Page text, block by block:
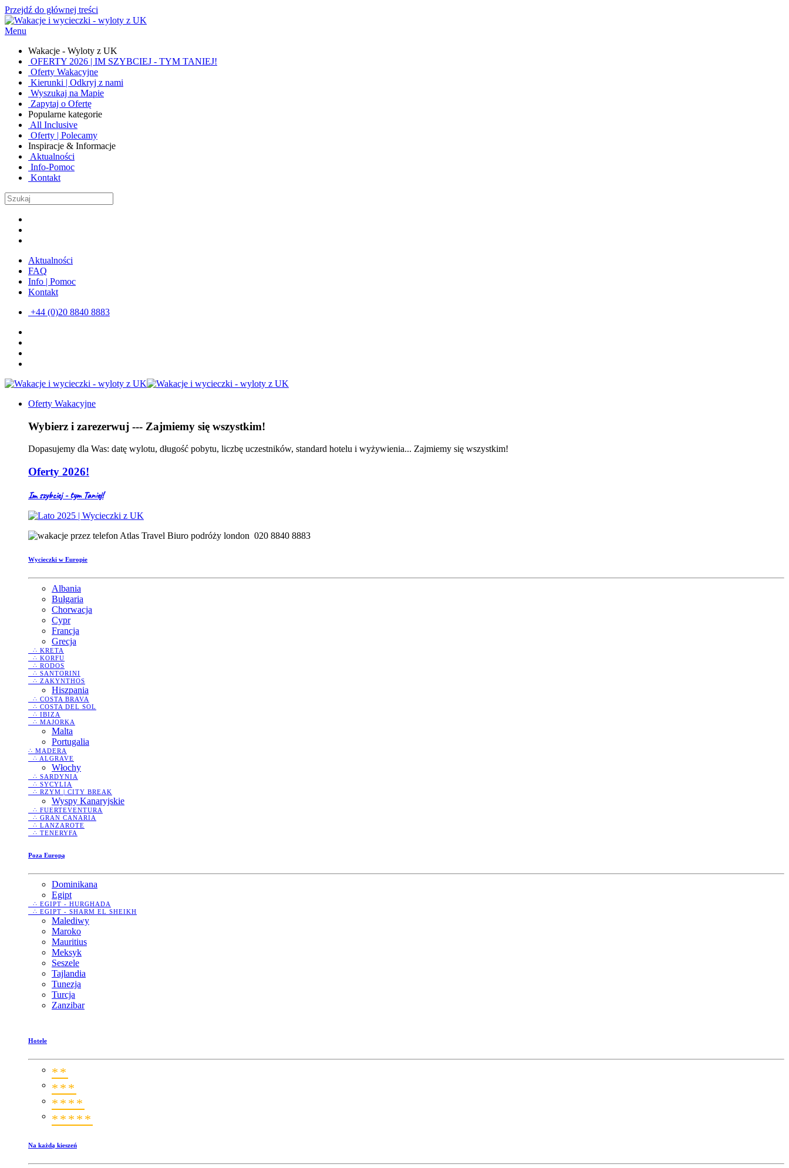
Przejdź do głównej treści
Menu
Wakacje - Wyloty z UK
OFERTY 2026 | IM SZYBCIEJ - TYM TANIEJ!
Oferty Wakacyjne
Kierunki | Odkryj z nami
Wyszukaj na Mapie
Zapytaj o Ofertę
Popularne kategorie
All Inclusive
Oferty | Polecamy
Inspiracje & Informacje
Aktualności
Info-Pomoc
Kontakt
Aktualności
FAQ
Info | Pomoc
Kontakt
+44 (0)20 8840 8883
Oferty Wakacyjne
Wybierz i zarezerwuj --- Zajmiemy się wszystkim!
Dopasujemy dla Was: datę wylotu, długość pobytu, liczbę uczestników, standard hotelu i wyżywienia... Zajmiemy się wszystkim!
Oferty 2026!
Im szybciej - tym Taniej!
020 8840 8883
Wycieczki w Europie
Albania
Bułgaria
Chorwacja
Cypr
Francja
Grecja
∴ KRETA
∴ KORFU
∴ RODOS
∴ SANTORINI
∴ ZAKYNTHOS
Hiszpania
∴ COSTA BRAVA
∴ COSTA DEL SOL
∴ IBIZA
∴ MAJORKA
Malta
Portugalia
∴ MADERA
∴ ALGRAVE
Włochy
∴ SARDYNIA
∴ SYCYLIA
∴ RZYM | CITY BREAK
Wyspy Kanaryjskie
∴ FUERTEVENTURA
∴ GRAN CANARIA
∴ LANZAROTE
∴ TENERYFA
Poza Europą
Dominikana
Egipt
∴ EGIPT - HURGHADA
∴ EGIPT - SHARM EL SHEIKH
Malediwy
Maroko
Mauritius
Meksyk
Seszele
Tajlandia
Tunezja
Turcja
Zanzibar
Hotele
**
***
****
*****
Na każdą kieszeń